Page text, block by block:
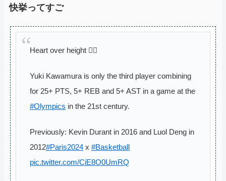
快挙ってすご
Heart over height ❤️‍🔥
Yuki Kawamura is only the third player combining
for 25+ PTS, 5+ REB and 5+ AST in a game at the
#Olympics in the 21st century.
Previously: Kevin Durant in 2016 and Luol Deng in
2012#Paris2024 x #Basketball
pic.twitter.com/CiE8O0UmRQ